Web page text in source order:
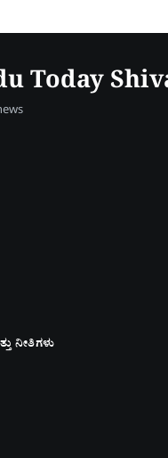
Today
ನೀತಿಗಳು